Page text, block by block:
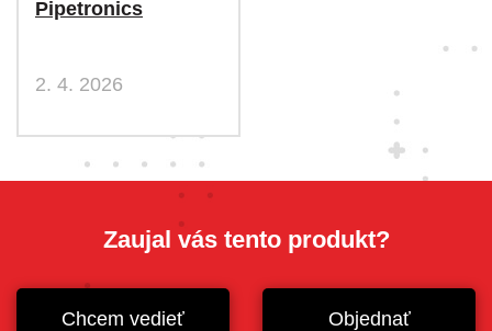
Pipetronics
2. 4. 2026
Zaujal vás tento produkt?
Chcem vedieť
Objednať